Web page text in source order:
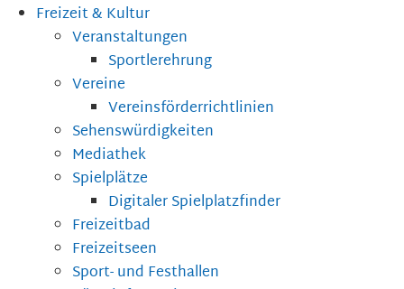
Freizeit & Kultur
Veranstaltungen
Sportlerehrung
Vereine
Vereinsförderrichtlinien
Sehenswürdigkeiten
Mediathek
Spielplätze
Digitaler Spielplatzfinder
Freizeitbad
Freizeitseen
Sport- und Festhallen